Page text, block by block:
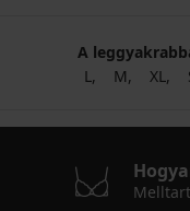
A
L
M XL